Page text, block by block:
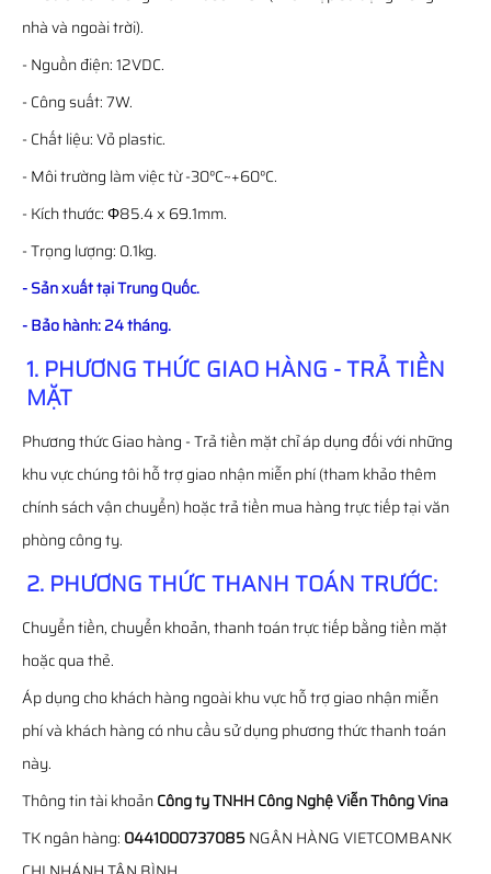
nhà và ngoài trời).
- Nguồn điện: 12VDC.
- Công suất: 7W.
- Chất liệu: Vỏ plastic.
- Môi trường làm việc từ -30°C~+60°C.
- Kích thước: Φ85.4 x 69.1mm.
- Trọng lượng: 0.1kg.
- Sản xuất tại Trung Quốc.
- Bảo hành: 24 tháng.
1. PHƯƠNG THỨC GIAO HÀNG - TRẢ TIỀN
MẶT
Phương thức Giao hàng - Trả tiền mặt chỉ áp dụng đối với những
khu vực chúng tôi hỗ trợ giao nhận miễn phí (tham khảo thêm
chính sách vận chuyển) hoặc trả tiền mua hàng trực tiếp tại văn
phòng công ty.
2. PHƯƠNG THỨC THANH TOÁN TRƯỚC:
Chuyển tiền, chuyển khoản, thanh toán trực tiếp bằng tiền mặt
hoặc qua thẻ.
Áp dụng cho khách hàng ngoài khu vực hỗ trợ giao nhận miễn
phí và khách hàng có nhu cầu sử dụng phương thức thanh toán
này.
Thông tin tài khoảnCông ty TNHH Công Nghệ Viễn Thông Vina
TK ngân hàng: 0441000737085NGÂN HÀNG VIETCOMBANK